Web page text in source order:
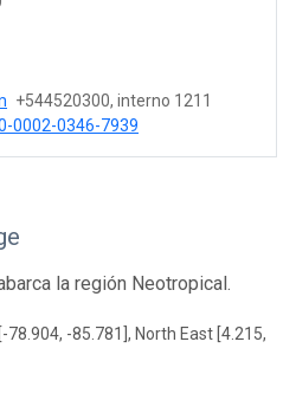
+544520300, interno 1211
0002-0346-7939
la región Neotropical.
78.904, -85.781], North East [4.215, -